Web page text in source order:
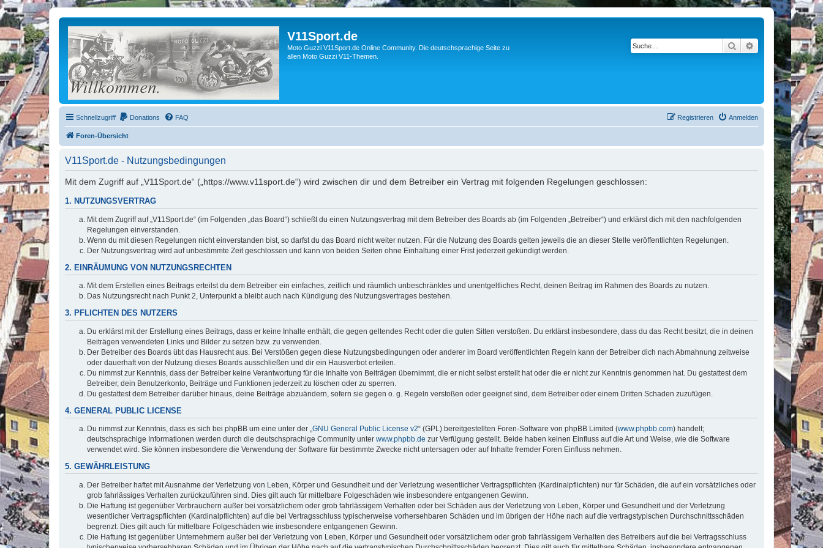
V11Sport.de
Moto Guzzi V11Sport.de Online Community. Die deutschsprachige Seite zu
allen Moto Guzzi V11-Themen.
Suche Erweiterte Suche
Schnellzugriff Donations FAQ Anmelden
Registrieren
Foren-Übersicht
V11Sport.de - Nutzungsbedingungen
Mit dem Zugriff auf „V11Sport.de“ („https://www.v11sport.de“) wird zwischen dir und dem Betreiber ein Vertrag mit folgenden Regelungen geschlossen:
1. NUTZUNGSVERTRAG
Mit dem Zugriff auf „V11Sport.de“ (im Folgenden „das Board“) schließt du einen Nutzungsvertrag mit dem Betreiber des Boards ab (im Folgenden „Betreiber“) und erklärst dich mit den nachfolgenden
Regelungen einverstanden.
Wenn du mit diesen Regelungen nicht einverstanden bist, so darfst du das Board nicht weiter nutzen. Für die Nutzung des Boards gelten jeweils die an dieser Stelle veröffentlichten Regelungen.
Der Nutzungsvertrag wird auf unbestimmte Zeit geschlossen und kann von beiden Seiten ohne Einhaltung einer Frist jederzeit gekündigt werden.
2. EINRÄUMUNG VON NUTZUNGSRECHTEN
Mit dem Erstellen eines Beitrags erteilst du dem Betreiber ein einfaches, zeitlich und räumlich unbeschränktes und unentgeltliches Recht, deinen Beitrag im Rahmen des Boards zu nutzen.
Das Nutzungsrecht nach Punkt 2, Unterpunkt a bleibt auch nach Kündigung des Nutzungsvertrages bestehen.
3. PFLICHTEN DES NUTZERS
Du erklärst mit der Erstellung eines Beitrags, dass er keine Inhalte enthält, die gegen geltendes Recht oder die guten Sitten verstoßen. Du erklärst insbesondere, dass du das Recht besitzt, die in deinen
Beiträgen verwendeten Links und Bilder zu setzen bzw. zu verwenden.
Der Betreiber des Boards übt das Hausrecht aus. Bei Verstößen gegen diese Nutzungsbedingungen oder anderer im Board veröffentlichten Regeln kann der Betreiber dich nach Abmahnung zeitweise
oder dauerhaft von der Nutzung dieses Boards ausschließen und dir ein Hausverbot erteilen.
Du nimmst zur Kenntnis, dass der Betreiber keine Verantwortung für die Inhalte von Beiträgen übernimmt, die er nicht selbst erstellt hat oder die er nicht zur Kenntnis genommen hat. Du gestattest dem
Betreiber, dein Benutzerkonto, Beiträge und Funktionen jederzeit zu löschen oder zu sperren.
Du gestattest dem Betreiber darüber hinaus, deine Beiträge abzuändern, sofern sie gegen o. g. Regeln verstoßen oder geeignet sind, dem Betreiber oder einem Dritten Schaden zuzufügen.
4. GENERAL PUBLIC LICENSE
Du nimmst zur Kenntnis, dass es sich bei phpBB um eine unter der „GNU General Public License v2“ (GPL) bereitgestellten Foren-Software von phpBB Limited (www.phpbb.com) handelt;
deutschsprachige Informationen werden durch die deutschsprachige Community unter www.phpbb.de zur Verfügung gestellt. Beide haben keinen Einfluss auf die Art und Weise, wie die Software
verwendet wird. Sie können insbesondere die Verwendung der Software für bestimmte Zwecke nicht untersagen oder auf Inhalte fremder Foren Einfluss nehmen.
5. GEWÄHRLEISTUNG
Der Betreiber haftet mit Ausnahme der Verletzung von Leben, Körper und Gesundheit und der Verletzung wesentlicher Vertragspflichten (Kardinalpflichten) nur für Schäden, die auf ein vorsätzliches oder
grob fahrlässiges Verhalten zurückzuführen sind. Dies gilt auch für mittelbare Folgeschäden wie insbesondere entgangenen Gewinn.
Die Haftung ist gegenüber Verbrauchern außer bei vorsätzlichem oder grob fahrlässigem Verhalten oder bei Schäden aus der Verletzung von Leben, Körper und Gesundheit und der Verletzung
wesentlicher Vertragspflichten (Kardinalpflichten) auf die bei Vertragsschluss typischerweise vorhersehbaren Schäden und im übrigen der Höhe nach auf die vertragstypischen Durchschnittsschäden
begrenzt. Dies gilt auch für mittelbare Folgeschäden wie insbesondere entgangenen Gewinn.
Die Haftung ist gegenüber Unternehmern außer bei der Verletzung von Leben, Körper und Gesundheit oder vorsätzlichem oder grob fahrlässigem Verhalten des Betreibers auf die bei Vertragsschluss